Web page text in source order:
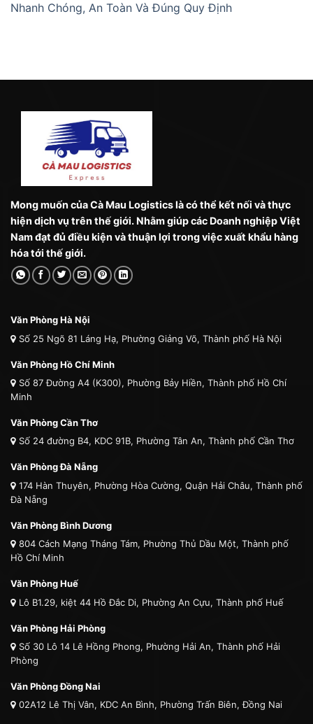
Nhanh Chóng, An Toàn Và Đúng Quy Định
Mong muốn của Cà Mau Logistics là có thể kết nối và thực
hiện dịch vụ trên thế giới. Nhằm giúp các Doanh nghiệp Việt
Nam đạt đủ điều kiện và thuận lợi trong việc xuất khẩu hàng
hóa tới thế giới.
Văn Phòng Hà Nội
Số 25 Ngõ 81 Láng Hạ, Phường Giảng Võ, Thành phố Hà Nội
Văn Phòng Hồ Chí Minh
Số 87 Đường A4 (K300), Phường Bảy Hiền, Thành phố Hồ Chí
Minh
Văn Phòng Cần Thơ
Số 24 đường B4, KDC 91B, Phường Tân An, Thành phố Cần Thơ
Văn Phòng Đà Nẵng
174 Hàn Thuyên, Phường Hòa Cường, Quận Hải Châu, Thành phố
Đà Nẵng
Văn Phòng Bình Dương
804 Cách Mạng Tháng Tám, Phường Thủ Dầu Một, Thành phố
Hồ Chí Minh
Văn Phòng Huế
Lô B1.29, kiệt 44 Hồ Đắc Di, Phường An Cựu, Thành phố Huế
Văn Phòng Hải Phòng
Số 30 Lô 14 Lê Hồng Phong, Phường Hải An, Thành phố Hải
Phòng
Văn Phòng Đồng Nai
02A12 Lê Thị Vân, KDC An Bình, Phường Trấn Biên, Đồng Nai